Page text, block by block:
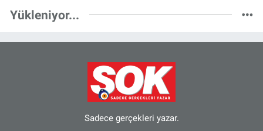
Yükleniyor...
Sadece gerçekleri yazar.